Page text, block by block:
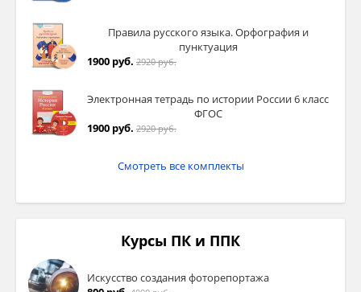
Правила русского языка. Орфография и
пунктуация
1900 руб. 2920 руб.
Электронная тетрадь по истории России 6 класс
ФГОС
1900 руб. 2920 руб.
Смотреть все комплекты
Курсы ПК и ППК
Искусство создания фоторепортажа